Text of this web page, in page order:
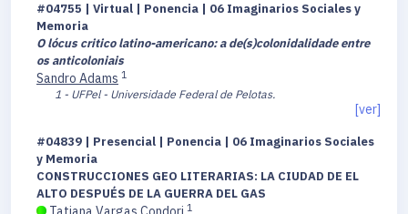
#04755 | Virtual | Ponencia | 06 Imaginarios Sociales y
Memoria
O lócus critico latino-americano: a de(s)colonidalidade entre
os anticoloniais
Sandro Adams 1
1 - UFPel - Universidade Federal de Pelotas.
[ver]
#04839 | Presencial | Ponencia | 06 Imaginarios Sociales
y Memoria
CONSTRUCCIONES GEO LITERARIAS: LA CIUDAD DE EL
ALTO DESPUÉS DE LA GUERRA DEL GAS
1